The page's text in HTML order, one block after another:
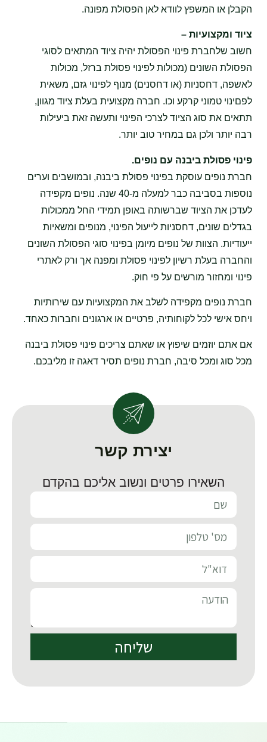
הקבלן או המשפץ לוודא לאן הפסולת מפונה.
ציוד ומקצועיות –
חשוב שלחברת פינוי הפסולת יהיה ציוד המתאים לסוגי
הפסולת השונים (מכולות לפינוי פסולת ברזל, מכולות
לאשפה, דחסניות (או דחסנים) מנוף לפינוי גזם, משאית
לפםינוי טמוני קרקע וכו. חברה מקצועית בעלת ציוד מגוון,
תתאים את סוג הציוד לצרכי הפינוי ותעשה זאת ביעילות
רבה יותר ולכן גם במחיר טוב יותר.
פינוי פסולת ביבנה עם נופים.
חברת נופים עוסקת בפינוי פסולת ביבנה, ובמושבים וערים
נוספות בסביבה כבר למעלה מ-40 שנה. נופים מקפידה
לעדכן את הציוד שברשותה באופן תמידי החל ממכולות
בגדלים שונים, דחסניות לייעול הפינוי, מנופים ומשאיות
ייעודיות. הצוות של נופים מיומן בפינוי סוגי הפסולת השונים
והחברה בעלת רשיון לפינוי פסולת ומפנה אך ורק לאתרי
פינוי ומחזור מורשים על פי חוק.
חברת נופים מקפידה לשלב את המקצועיות עם שירותיות
ויחס אישי לכל לקוחותיה, פרטיים או ארגונים וחברות כאחד.
אם אתם יוזמים שיפוץ או שאתם צריכים פינוי פסולת ביבנה
מכל סוג ומכל סיבה, חברת נופים תסיר דאגה זו מליבכם.
יצירת קשר
השאירו פרטים ונשוב אליכם בהקדם
שליחה